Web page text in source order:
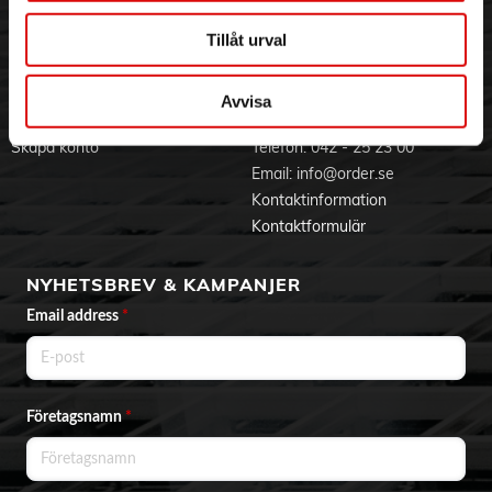
Tillåt urval
Avvisa
Om cookies
Skapa konto
KONTAKTA OSS
Telefon:042 - 25 23 00
Email: info@order.se
Kontaktinformation
Kontaktformulär
NYHETSBREV & KAMPANJER
Email address *
Företagsnamn*